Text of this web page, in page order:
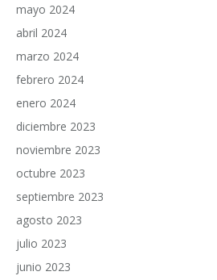
mayo 2024
abril 2024
marzo 2024
febrero 2024
enero 2024
diciembre 2023
noviembre 2023
octubre 2023
septiembre 2023
agosto 2023
julio 2023
junio 2023